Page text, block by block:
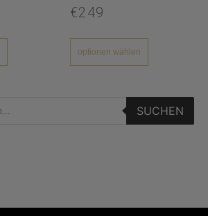
€249
optionen wählen
SUCHEN